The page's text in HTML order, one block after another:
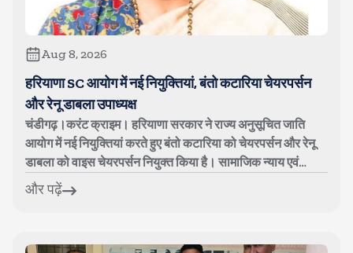
Aug 8, 2026
हरियाणा SC आयोग में नई नियुक्तियां, बंतो कटारिया चेयरपर्सन
और रेनू डाबला उपाध्यक्ष
चंडीगढ़।करंट क्राइम। हरियाणा सरकार ने राज्य अनुसूचित जाति
आयोग में नई नियुक्तियां करते हुए बंतो कटारिया को चेयरपर्सन और रेनू
डाबला को वाइस चेयरपर्सन नियुक्त किया है। सामाजिक न्याय एवं
अधिकारिता विभाग ...
और पढ़ें